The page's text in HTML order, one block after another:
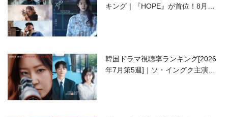
キング｜『HOPE』が首位！8月公
韓国ドラマ視聴率ランキング[2026
年7月第5週]｜ソ・イングク主演の